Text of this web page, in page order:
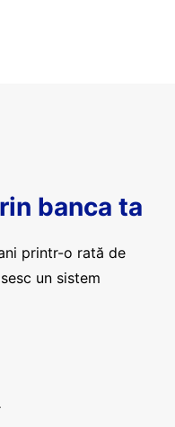
banca ta
printr-o rată de
un sistem